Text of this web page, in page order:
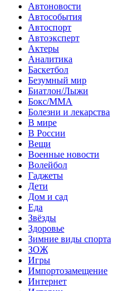
Автоновости
Автособытия
Автоспорт
Автоэксперт
Актеры
Аналитика
Баскетбол
Безумный мир
Биатлон/Лыжи
Бокс/MMA
Болезни и лекарства
В мире
В России
Вещи
Военные новости
Волейбол
Гаджеты
Дети
Дом и сад
Еда
Звёзды
Здоровье
Зимние виды спорта
ЗОЖ
Игры
Импортозамещение
Интернет